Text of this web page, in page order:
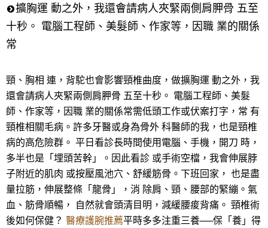
擴胸運 動之外，我還會請病人夾緊兩側肩胛骨 五至
十秒。 電腦工程師、美髮師、作家等，因職 業的關係
常
頸、胸相 連，背駝也會影響頸椎曲度，做擴胸運 動之外，我
還會請病人夾緊兩側肩胛骨 五至十秒。 電腦工程師、美髮
師、作家等，因職 業的關係常需低頭工作或伏案打字，常 有
頸椎相關毛病。許多牙醫或身為骨外 科醫師的我，也是頸椎
病的高危險群。 平日看診長時間使用電腦、手機，開刀 時，
多半也是「埋頭苦幹」。因此看診 或手術空檔，我會伸展脖
子附近的肌肉 或按壓風池穴、舒緩筋骨。下班回家， 也是盡
量拉筋，伸展整條「龍骨」，消 除肩、頸、腰部的緊繃。氣
血、筋骨順暢， 自然就會頭清目明，減緩腰痠背痛。 頸椎術
後如何保健？ 醫療護腕推薦平時多多注重三養──保「養」得